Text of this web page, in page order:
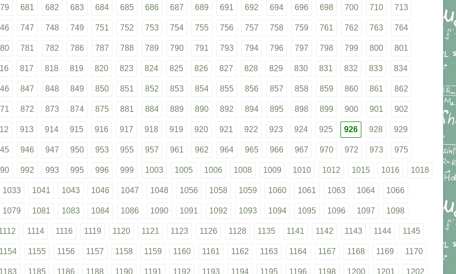
681 682 683 684 685 686 687 689 691 692 694 696 698 700 710 713
747 748 749 751 752 753 754 755 756 757 758 759 761 762 763 764
781 782 786 787 788 789 790 791 793 794 796 797 798 799 800 801
817 818 819 820 823 824 825 826 827 828 829 830 831 832 833 834
847 848 849 850 851 852 853 854 855 856 857 858 859 860 861 862
872 873 874 875 881 884 889 890 892 894 895 898 899 900 901 902
913 914 915 916 917 918 919 920 921 922 923 924 925 926 928 929
946 947 950 953 955 957 961 962 964 965 966 967 970 972 973 975
992 993 995 996 999 1003 1005 1006 1008 1009 1010 1012 1015 1016 1018
1033 1041 1043 1046 1047 1048 1056 1058 1059 1060 1061 1063 1064 1066
1079 1081 1083 1084 1086 1090 1091 1092 1093 1094 1095 1096 1097 1098
1114 1116 1119 1120 1121 1123 1126 1128 1135 1141 1142 1143 1144 1145
1155 1156 1157 1158 1159 1160 1161 1162 1163 1164 1167 1168 1169 1170
1185 1186 1188 1190 1191 1192 1193 1194 1195 1196 1198 1200 1201 1202